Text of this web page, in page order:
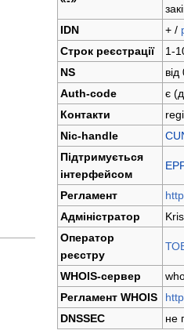
IDN
+ /
Строк реєстрації
1-
NS
Auth-code
є
Контакти
Nic-handle
Підтримується
інтерфейсом
EPP
Регламент
Адміністратор
Оператор
реєстру
WHOIS-сервер
Регламент WHOIS
DNSSEC
не